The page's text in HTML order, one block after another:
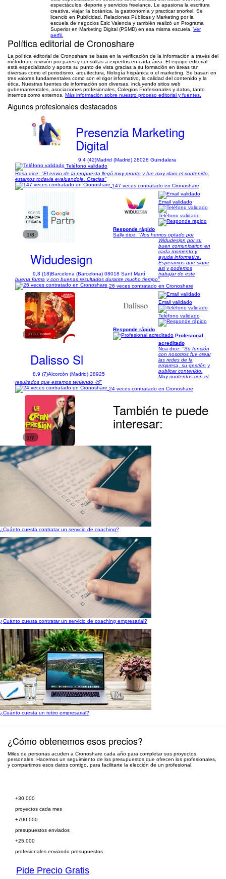
espectáculos, deporte y servicios freelance. Le apasiona la escritura
creativa, viajar, la botánica, la gastronomía y practicar snorkel. Se
licenció en Publicidad, Relaciones Públicas y Marketing por la
escuela de negocios Esic Valencia y también realizó un Programa
Superior en Marketing Digital (PSMD) en esa misma escuela. Ver
perfil.
Política editorial de Cronoshare
La política editorial de Cronoshare se basa en la verificación de la información a través del
método de revisión por pares y consultas a expertos en cada área. El equipo editorial
está especializado y aporta su punto de vista gracias a su formación en áreas tan
diversas como el periodismo, arquitectura, filología hispánica o el marketing. Se basan en
tres valores fundamentales como son el rigor informativo, la calidad del contenido y la
ética. Nuestras fuentes de información son diversas, incluyendo sitios web
gubernamentales, asociaciones profesionales, Colegios Profesionales y datos, tanto
internos como externos. Más información sobre nuestro proceso editorial y fuentes.
Algunos profesionales destacados
Presenzia Marketing
Digital
9,4 (42)Madrid (Madrid) 28028 Guindalera
Teléfono validado
Rosa dice: "El envio de la propuesta llegó muy pronto y fue muy claro el contenido,
estamos todavia evaluandola. Gracias"
147 veces contratado en Cronoshare
1/8
Widudesign
9,8 (18)Barcelona (Barcelona) 08018 Sant Martí
Email validado
Teléfono validado
Responde rápido
Sally dice: "Nos hemos optado por
Widudesign por su
buen comunication en
cada momento y
ayuda informativa.
Esperamos que sigue
asi y podemos
trabajar de este
buena forma y con buenas resultados durante mucho tiempo"
26 veces contratado en Cronoshare
1/126
Dalisso Sl
8,9 (7)Alcorcón (Madrid) 28925
Email validado
Teléfono validado
Responde rápido
Profesional
acreditado
Noa dice: "Su función
con nosotros fue crear
las redes de la
empresa, su gestión y
publicar contenido.
Muy contentos con el
resultados que estamos teniendo 😌"
24 veces contratado en Cronoshare
1/7
También te puede
interesar:
¿Cuánto cuesta contratar un servicio de coaching?
¿Cuánto cuesta contratar un servicio de coaching empresarial?
¿Cuánto cuesta un retiro empresarial?
¿Cómo obtenemos esos precios?
Miles de personas acuden a Cronoshare cada año para completar sus proyectos
personales. Hacemos un seguimiento de los presupuestos que ofrecen los profesionales,
y compartimos esos datos contigo, para facilitarte la elección de un profesional.
+30.000
proyectos cada mes
+700.000
presupuestos enviados
+25.000
profesionales enviando presupuestos
Pide Precio Gratis